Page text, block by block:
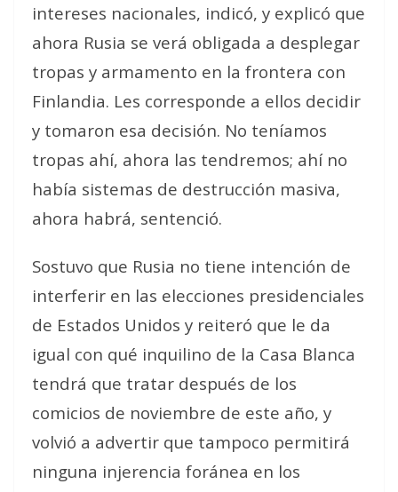
intereses nacionales, indicó, y explicó que
ahora Rusia se verá obligada a desplegar
tropas y armamento en la frontera con
Finlandia. Les corresponde a ellos decidir
y tomaron esa decisión. No teníamos
tropas ahí, ahora las tendremos; ahí no
había sistemas de destrucción masiva,
ahora habrá, sentenció.
Sostuvo que Rusia no tiene intención de
interferir en las elecciones presidenciales
de Estados Unidos y reiteró que le da
igual con qué inquilino de la Casa Blanca
tendrá que tratar después de los
comicios de noviembre de este año, y
volvió a advertir que tampoco permitirá
ninguna injerencia foránea en los